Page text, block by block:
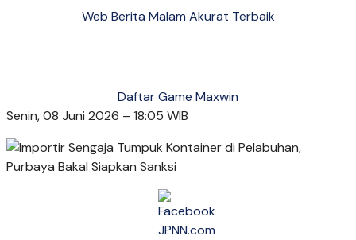
Web Berita Malam Akurat Terbaik
Daftar Game Maxwin
Senin, 08 Juni 2026 – 18:05 WIB